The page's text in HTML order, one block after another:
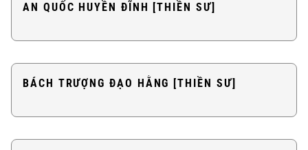
AN QUỐC HUYỀN ĐĨNH [THIỀN SƯ]
BÁCH TRƯỢNG ĐẠO HẰNG [THIỀN SƯ]